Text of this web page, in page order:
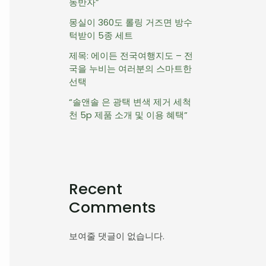
몽실이 360도 롤링 거즈면 방수
턱받이 5종 세트
제목: 에이든 전국여행지도 – 전
국을 누비는 여러분의 스마트한
선택
“솔앤솔 은 광택 변색 제거 세척
천 5p 제품 소개 및 이용 혜택”
Recent
Comments
보여줄 댓글이 없습니다.